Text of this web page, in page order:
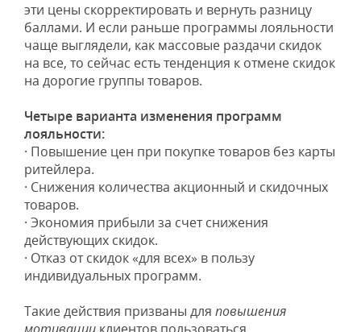
эти цены скорректировать и вернуть разницу
баллами. И если раньше программы лояльности
чаще выглядели, как массовые раздачи скидок
на все, то сейчас есть тенденция к отмене скидок
на дорогие группы товаров.
Четыре варианта изменения программ
лояльности:
· Повышение цен при покупке товаров без карты
ритейлера.
· Снижения количества акционный и скидочных
товаров.
· Экономия прибыли за счет снижения
действующих скидок.
· Отказ от скидок «для всех» в пользу
индивидуальных программ.
Такие действия призваны дляповышения
мотивации клиентов пользоваться